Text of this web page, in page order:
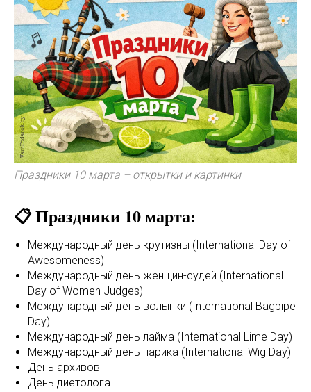
Праздники 10 марта – открытки и картинки
📋 Праздники 10 марта:
Международный день крутизны (International Day of
Awesomeness)
Международный день женщин-судей (International
Day of Women Judges)
Международный день волынки (International Bagpipe
Day)
Международный день лайма (International Lime Day)
Международный день парика (International Wig Day)
День архивов
День диетолога